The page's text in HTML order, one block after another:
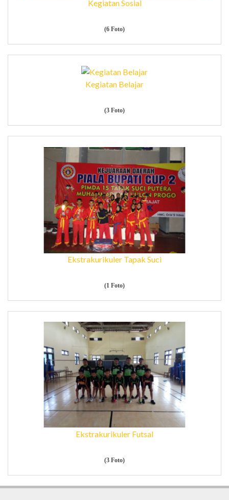
Kegiatan Sosial
(6 Foto)
Kegiatan Belajar
(3 Foto)
Ekstrakurikuler Tapak Suci
(1 Foto)
Ekstrakurikuler Futsal
(3 Foto)